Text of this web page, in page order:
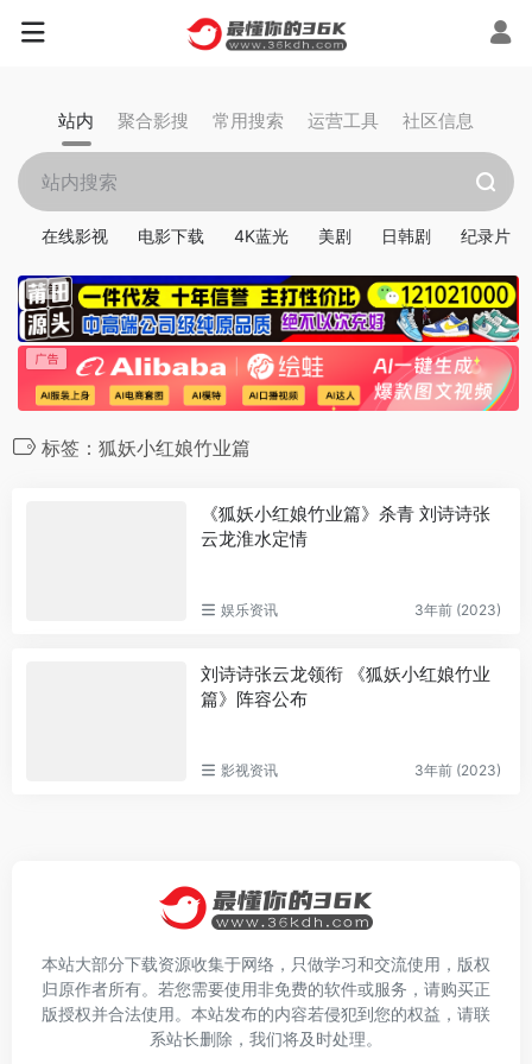
站内 聚合影搜 常用搜索 运营工具 社区信息
在线影视 电影下载 4K蓝光 美剧 日韩剧 纪录片
标签：狐妖小红娘竹业篇
《狐妖小红娘竹业篇》杀青 刘诗诗张
云龙淮水定情
娱乐资讯 3年前 (2023)
刘诗诗张云龙领衔 《狐妖小红娘竹业
篇》阵容公布
影视资讯 3年前 (2023)
本站大部分下载资源收集于网络，只做学习和交流使用，版权
归原作者所有。若您需要使用非免费的软件或服务，请购买正
版授权并合法使用。本站发布的内容若侵犯到您的权益，请联
系站长删除，我们将及时处理。